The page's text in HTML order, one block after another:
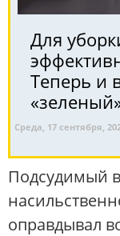
Для
Теперь и
Среда, 17 сентября,
Подсудимый
оправдывал